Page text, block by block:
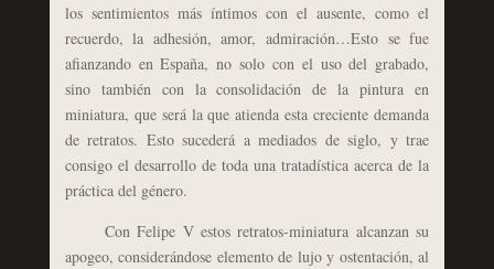
los sentimientos más íntimos con el ausente, como el
recuerdo, la adhesión, amor, admiración…Esto se fue
afianzando en España, no solo con el uso del grabado,
sino también con la consolidación de la pintura en
miniatura, que será la que atienda esta creciente demanda
de retratos. Esto sucederá a mediados de siglo, y trae
consigo el desarrollo de toda una tratadística acerca de la
práctica del género.
Con Felipe V estos retratos-miniatura alcanzan su
apogeo, considerándose elemento de lujo y ostentación, al